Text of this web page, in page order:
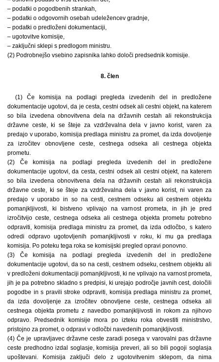
– podatki o pogodbenih strankah,
– podatki o odgovornih osebah udeležencev gradnje,
– podatki o predloženi dokumentaciji,
– ugotovitve komisije,
– zaključni sklepi s predlogom ministru.
(2) Podrobnejšo vsebino zapisnika lahko določi predsednik komisije.
8. člen
(1) Če komisija na podlagi pregleda izvedenih del in predložene
dokumentacije ugotovi, da je cesta, cestni odsek ali cestni objekt, na katerem
so bila izvedena obnovitvena dela na državnih cestah ali rekonstrukcija
državne ceste, ki se šteje za vzdrževalna dela v javno korist, varen za
predajo v uporabo, komisija predlaga ministru za promet, da izda dovoljenje
za izročitev obnovljene ceste, cestnega odseka ali cestnega objekta
prometu.
(2) Če komisija na podlagi pregleda izvedenih del in predložene
dokumentacije ugotovi, da cesta, cestni odsek ali cestni objekt, na katerem
so bila izvedena obnovitvena dela na državnih cestah ali rekonstrukcija
državne ceste, ki se šteje za vzdrževalna dela v javno korist, ni varen za
predajo v uporabo in so na cesti, cestnem odseku ali cestnem objektu
pomanjkljivosti, ki bistveno vplivajo na varnost prometa, in jih je pred
izročitvijo ceste, cestnega odseka ali cestnega objekta prometu potrebno
odpraviti, komisija predlaga ministru za promet, da izda odločbo, s katero
odredi odpravo ugotovljenih pomanjkljivosti v roku, ki mu ga predlaga
komisija. Po poteku tega roka se komisijski pregled opravi ponovno.
(3) Če komisija na podlagi pregleda izvedenih del in predložene
dokumentacije ugotovi, da so na cesti, cestnem odseku, cestnem objektu ali
v predloženi dokumentaciji pomanjkljivosti, ki ne vplivajo na varnost prometa,
jih je pa potrebno skladno s predpisi, ki urejajo področje javnih cest, določili
pogodbe in s pravili stroke odpraviti, komisija predlaga ministru za promet,
da izda dovoljenje za izročitev obnovljene ceste, cestnega odseka ali
cestnega objekta prometu z navedbo pomanjkljivosti in rokom za njihovo
odpravo. Predsednik komisije mora po izteku roka obvestiti ministrstvo,
pristojno za promet, o odpravi v odločbi navedenih pomanjkljivosti.
(4) Če je upravljavec državne ceste zaradi posega v varovalni pas državne
ceste predhodno izdal soglasje, komisija preveri, ali so bili pogoji soglasja
upoštevani. Komisija zaključi delo z ugotovitvenim sklepom, da nima